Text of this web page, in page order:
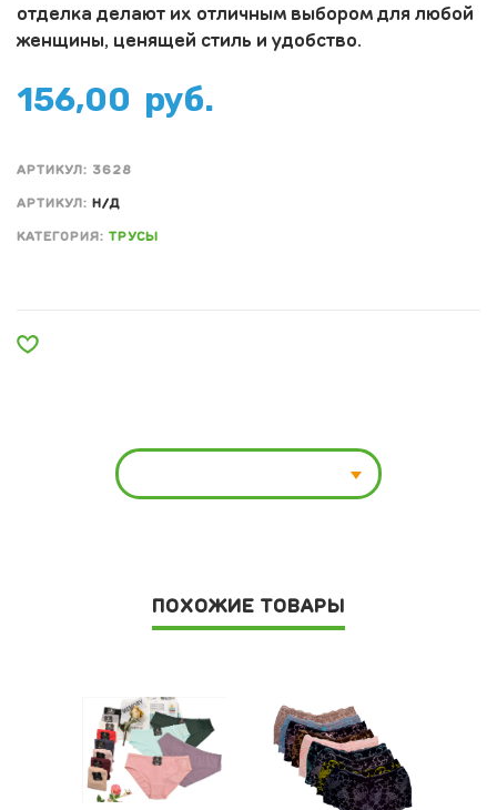
отделка делают их отличным выбором для любой
женщины, ценящей стиль и удобство.
156,00 руб.
АРТИКУЛ: 3628
АРТИКУЛ: Н/Д
КАТЕГОРИЯ: ТРУСЫ
ПОХОЖИЕ ТОВАРЫ